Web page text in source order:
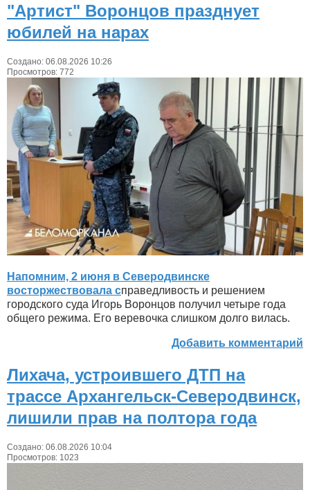
"Артист" Воронцов празднует
юбилей на нарах
Создано: 06.08.2026 10:26
Просмотров: 772
Напомним, 2 июня в Северодвинске
восторжествовала справедливость и решением
городского суда Игорь Воронцов получил четыре года
общего режима. Его веревочка слишком долго вилась.
Добавить комментарий
Лихача, устроившего ДТП на
трассе Архангельск-Северодвинск,
лишили прав на полтора года
Создано: 06.08.2026 10:04
Просмотров: 1023